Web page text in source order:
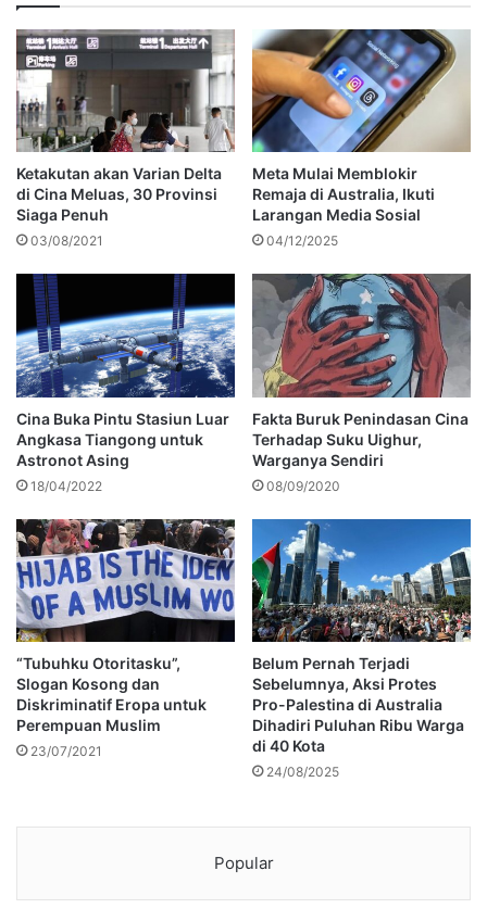
Ketakutan akan Varian Delta
di Cina Meluas, 30 Provinsi
Siaga Penuh
03/08/2021
Meta Mulai Memblokir
Remaja di Australia, Ikuti
Larangan Media Sosial
04/12/2025
Cina Buka Pintu Stasiun Luar
Angkasa Tiangong untuk
Astronot Asing
18/04/2022
Fakta Buruk Penindasan Cina
Terhadap Suku Uighur,
Warganya Sendiri
08/09/2020
“Tubuhku Otoritasku”,
Slogan Kosong dan
Diskriminatif Eropa untuk
Perempuan Muslim
23/07/2021
Belum Pernah Terjadi
Sebelumnya, Aksi Protes
Pro-Palestina di Australia
Dihadiri Puluhan Ribu Warga
di 40 Kota
24/08/2025
Popular